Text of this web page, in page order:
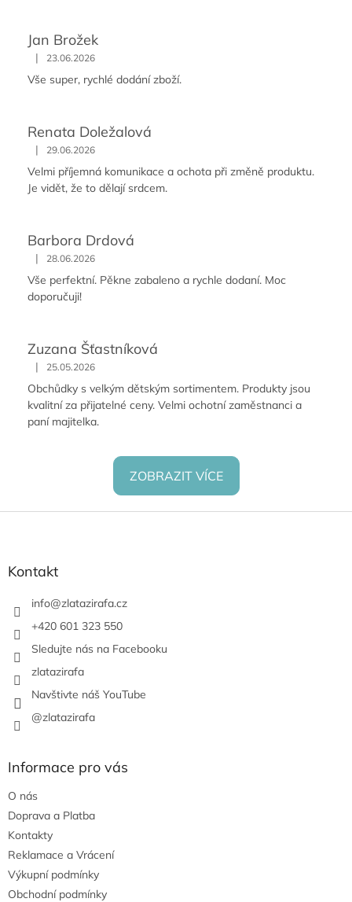
Jan Brožek
| 23.06.2026
Vše super, rychlé dodání zboží.
Renata Doležalová
| 29.06.2026
Velmi příjemná komunikace a ochota při změně produktu.
Je vidět, že to dělají srdcem.
Barbora Drdová
| 28.06.2026
Vše perfektní. Pěkne zabaleno a rychle dodaní. Moc
doporučuji!
Zuzana Šťastníková
| 25.05.2026
Obchůdky s velkým dětským sortimentem. Produkty jsou
kvalitní za přijatelné ceny. Velmi ochotní zaměstnanci a
paní majitelka.
ZOBRAZIT VÍCE
Z
Kontakt
info@zlatazirafa.cz
+420 601 323 550
Sledujte nás na Facebooku
zlatazirafa
Navštivte náš YouTube
@zlatazirafa
Informace pro vás
O nás
Doprava a Platba
Kontakty
Reklamace a Vrácení
Výkupní podmínky
Obchodní podmínky